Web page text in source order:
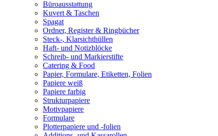
Büroausstattung
Kuvert & Taschen
Spagat
Ordner, Register & Ringbücher
Steck-, Klarsichthüllen
Haft- und Notizblöcke
Schreib- und Markierstifte
Catering & Food
Papier, Formulare, Etiketten, Folien
Papiere weiß
Papiere farbig
Strukturpapiere
Motivpapiere
Formulare
Plotterpapiere und -folien